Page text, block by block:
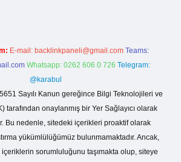
E-mail: backlinkpaneli@gmail.com Teams:
Whatsapp: 0262 606 0 726 Telegram:
@karabul
Sayılı Kanun gereğince Bilgi Teknolojileri ve
tarafından onaylanmış bir Yer Sağlayıcı olarak
Bu nedenle, sitedeki içerikleri proaktif olarak
yükümlülüğümüz bulunmamaktadır. Ancak,
içeriklerin sorumluluğunu taşımakta olup, siteye